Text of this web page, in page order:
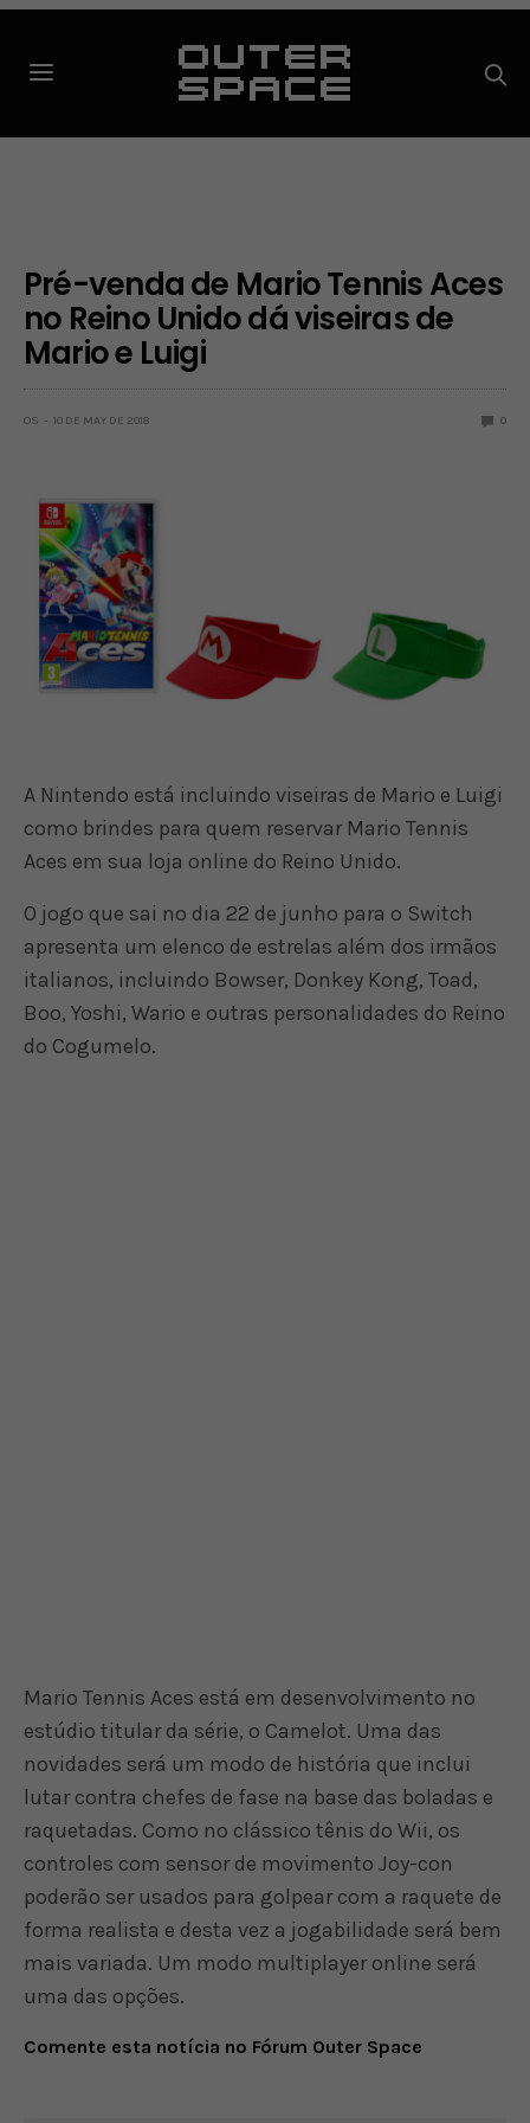
Pré-venda de Mario Tennis Aces
no Reino Unido dá viseiras de
Mario e Luigi
OS 10 DE MAY DE 2018 0
A Nintendo está incluindo viseiras de Mario e Luigi
como brindes para quem reservar Mario Tennis
Aces em sua loja online do Reino Unido.
O jogo que sai no dia 22 de junho para o Switch
apresenta um elenco de estrelas além dos irmãos
italianos, incluindo Bowser, Donkey Kong, Toad,
Boo, Yoshi, Wario e outras personalidades do Reino
do Cogumelo.
Mario Tennis Aces está em desenvolvimento no
estúdio titular da série, o Camelot. Uma das
novidades será um modo de história que inclui
lutar contra chefes de fase na base das boladas e
raquetadas. Como no clássico tênis do Wii, os
controles com sensor de movimento Joy-con
poderão ser usados para golpear com a raquete de
forma realista e desta vez a jogabilidade será bem
mais variada. Um modo multiplayer online será
uma das opções.
Comente esta notícia no Fórum Outer Space